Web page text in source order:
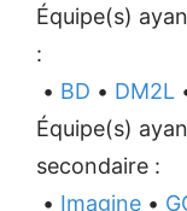
Équipe(s)
:
• BD • DM2L
Équipe(s)
secondaire :
• Imagine •